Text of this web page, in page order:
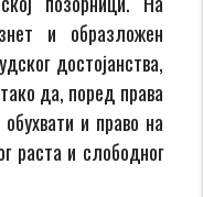
и образложен
достојанства,
да, поред права
и право на
раста и слободног